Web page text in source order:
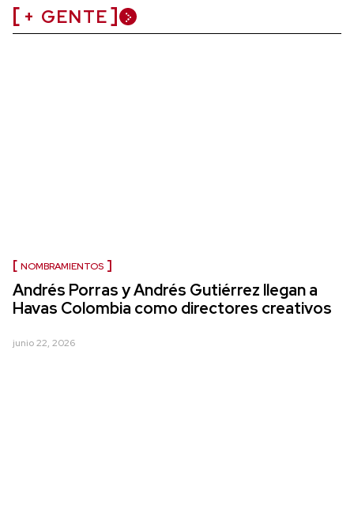
+ GENTE
NOMBRAMIENTOS
Andrés Porras y Andrés Gutiérrez llegan a
Havas Colombia como directores creativos
junio 22, 2026